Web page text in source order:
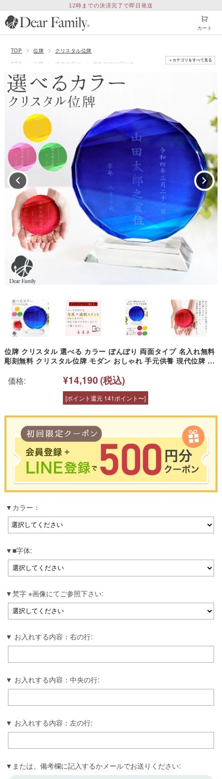
12時までの決済完了で即日発送
カート
TOP 位牌
クリスタル位牌
TOP
位牌 価格で探す 価格20000円以内
＋カテゴリをすべて見る
位牌 クリスタル 選べる カラー ぼんぼり 両面タイプ 名入れ無料
彫刻無料 クリスタル位牌 モダン おしゃれ 手元供養 現代位牌 モ
オーダーメイド lu0014
価格: ¥14,190(税込)
[ポイント還元 141ポイント〜]
LINEのアカウントを使って簡単に会員登録＆ログインすることも可能です。
カラー：
■字体:
梵字 ※画像にてご参照下さい:
お入れする内容：右の行:
お入れする内容：中央の行:
お入れする内容：左の行:
または、備考欄に記入するかメールでお送りください: